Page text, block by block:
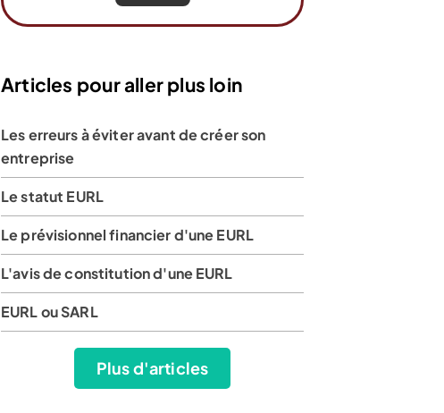
Création
+ frais
4,8 sur 1267 avis
Voir l’offre
De 99€ à
(hors frais)
20% de réduction –
4,8 sur 3526 avis
Lire l’avis
Voir l’offre
Articles pour aller plus loin
Les erreurs à éviter avant de créer son
entreprise
Le statut EURL
Le prévisionnel financier d'une EURL
L'avis de constitution d'une EURL
EURL ou SARL
Plus d'articles